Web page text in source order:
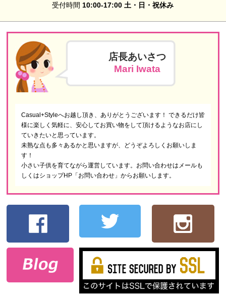
受付時間 10:00-17:00 土・日・祝休み
店長あいさつ
Mari Iwata
Casual+Styleへお越し頂き、ありがとうございます！ できるだけ皆
様に楽しく気軽に、安心してお買い物をして頂けるようなお店にし
ていきたいと思っています。
未熟な点も多々あるかと思いますが、どうぞよろしくお願いしま
す！
小さい子供を育てながら運営しています。お問い合わせはメールも
しくはショップHP「お問い合わせ」からお願いします。